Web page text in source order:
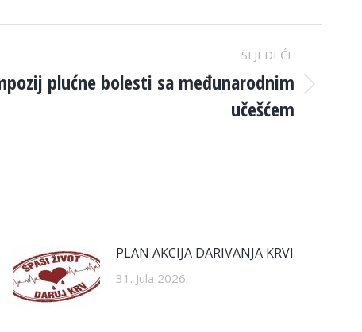
SLJEDEĆE
plućne bolesti sa međunarodnim
učešćem
PLAN AKCIJA DARIVANJA KRVI
31. Jula 2026.